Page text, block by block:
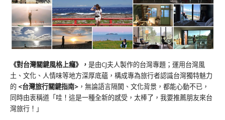
《對台灣關鍵風格上癮》 ， 是由CJ夫人製作的台灣專題；運用台灣風
土、文化、人情味等地方深厚底蘊，構成專為旅行者認識台灣獨特魅力
的 <台灣旅行關鍵指南> ，無論語言隔閡、文化背景，都能心動不已，
同時由衷稱道「哇！這是一種全新的感受，太棒了，我要推薦朋友來台
灣旅行！」